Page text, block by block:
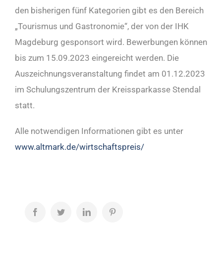
den bisherigen fünf Kategorien gibt es den Bereich
„Tourismus und Gastronomie“, der von der IHK
Magdeburg gesponsort wird. Bewerbungen können
bis zum 15.09.2023 eingereicht werden. Die
Auszeichnungsveranstaltung findet am 01.12.2023
im Schulungszentrum der Kreissparkasse Stendal
statt.
Alle notwendigen Informationen gibt es unter
www.altmark.de/wirtschaftspreis/
FacebookTwitter LinkedIn